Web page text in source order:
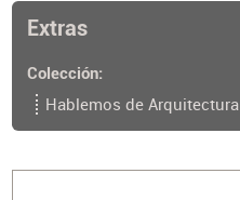
Extras
Colección
Hablemos de Arquitectura